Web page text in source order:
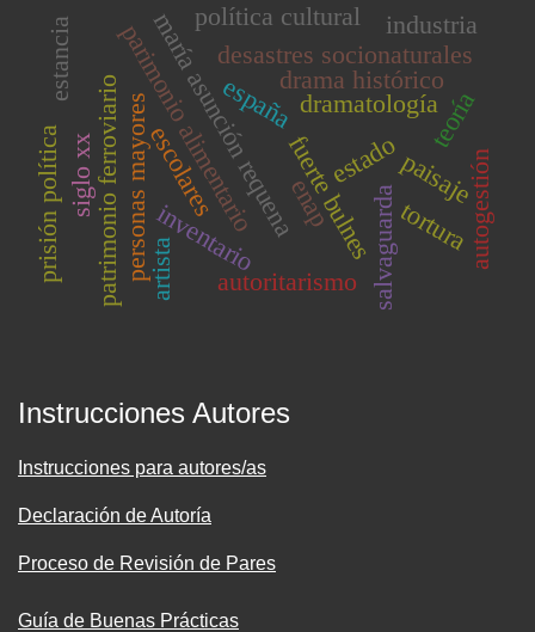
escolares
parimonio alimentario
patrimonio ferroviario dramatología
drama histórico
maría asunción requenafuerte bulnes
desastres socionaturales
personas mayores salvaguarda
inventario
estado
autoritarismo
política cultural
siglo xx
españa
paisaje
enap autogestión
tortura
prisión política
teoría
industria
estancia
artista
Instrucciones Autores
Instrucciones para autores/as
Declaración de Autoría
Proceso de Revisión de Pares
Guía de Buenas Prácticas